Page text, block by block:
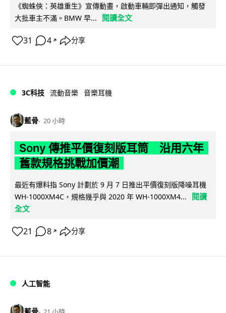
《蜘蛛俠：英雄重生》宣傳動畫，啟動車輛即彈出通知，觸發
大批車主不滿。BMW 早...
閱讀全文
31 4 ↗ 分享
3C科技 流動音樂 音樂耳機
藍骨 20 小時
Sony 傳推平價復刻版耳筒 沿用六年
舊款規格挑戰加價潮
最近有爆料指 Sony 計劃於 9 月 7 日推出平價復刻版降噪耳機
WH-1000XM4C，規格幾乎與 2020 年 WH-1000XM4...
閱讀
全文
21 8 ↗ 分享
人工智能
藍骨